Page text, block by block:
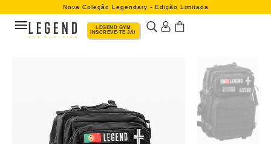
Nova Coleção Legendary - Edição Limitada
LEGEND GYM
INSCREVE-TE JÁ!